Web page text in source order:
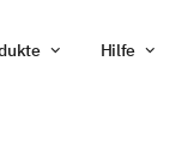
Hilfe